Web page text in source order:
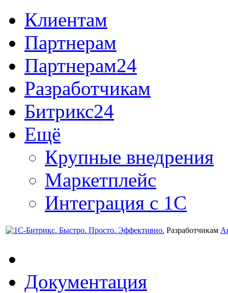
Клиентам
Партнерам
Партнерам24
Разработчикам
Битрикс24
Ещё
Крупные внедрения
Маркетплейс
Интеграция с 1С
Разработчикам
Документация